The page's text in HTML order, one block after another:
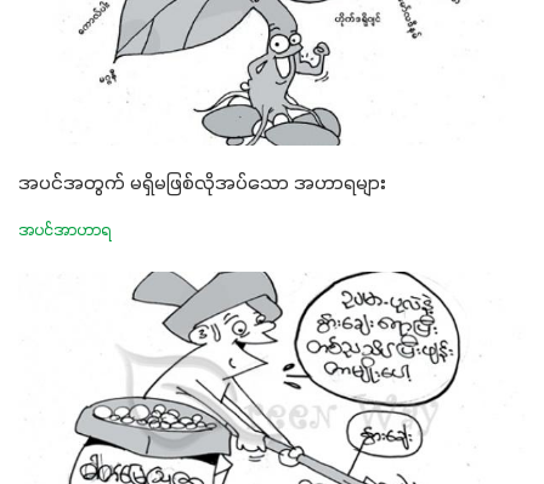
အပင်အတွက် မရှိမဖြစ်လိုအပ်သော အဟာရများ
အပင်အာဟာရ